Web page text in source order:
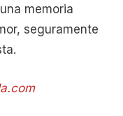
memoria
seguramente